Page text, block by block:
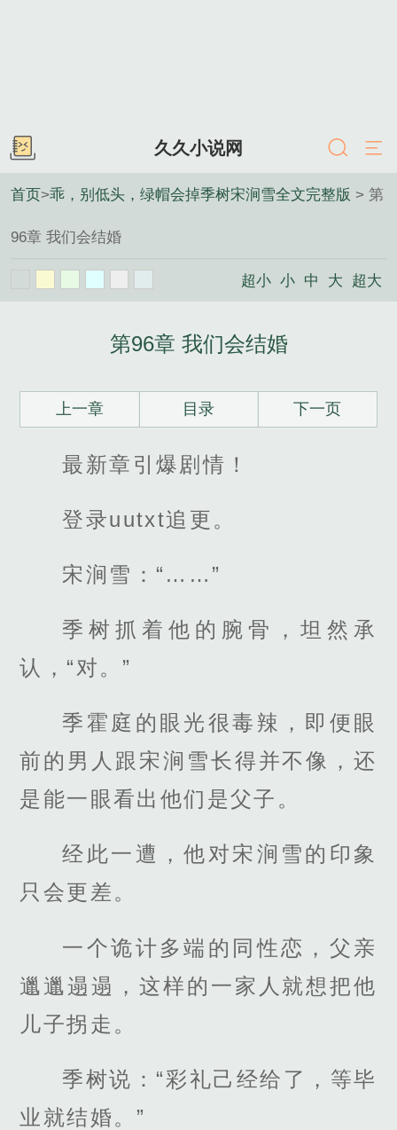
久久小说网
首页>乖，别低头，绿帽会掉季树宋涧雪全文完整版 > 第
96章 我们会结婚
超小 小 中 大 超大
第96章 我们会结婚
上一章 目录 下一页
最新章引爆剧情！
登录uutxt追更。
宋涧雪：“……”
季树抓着他的腕骨，坦然承
认，“对。”
季霍庭的眼光很毒辣，即便眼
前的男人跟宋涧雪长得并不像，还
是能一眼看出他们是父子。
经此一遭，他对宋涧雪的印象
只会更差。
一个诡计多端的同性恋，父亲
邋邋遢遢，这样的一家人就想把他
儿子拐走。
季树说：“彩礼己经给了，等毕
业就结婚。”